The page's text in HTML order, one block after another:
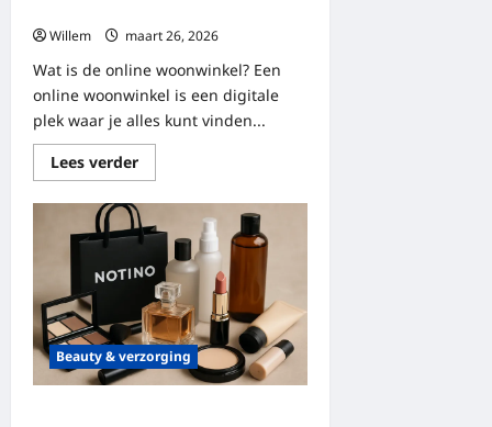
Willem
maart 26, 2026
Wat is de online woonwinkel? Een
online woonwinkel is een digitale
plek waar je alles kunt vinden...
Lees verderLees
meer
Alles
wat
je
moet
weten
over
online
woonwinkels
Beauty & verzorging